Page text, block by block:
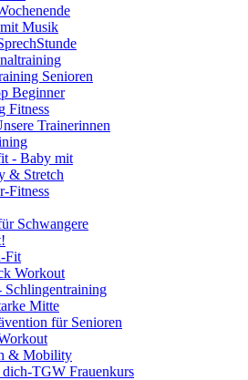
Musik
Senioren
Beginner
Fitness
Trainerinnen
- Baby mit
& Stretch
Fitness
Schwangere
Fit
Workout
Mitte
für Senioren
& Mobility
TGW Frauenkurs